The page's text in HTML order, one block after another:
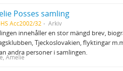
Posses samling
HS Acc2002/32 Arkiv
innehåller en stor mängd brev,
Tjeckoslovakien, flyktingar
andra personer i samlingen.
Amelie